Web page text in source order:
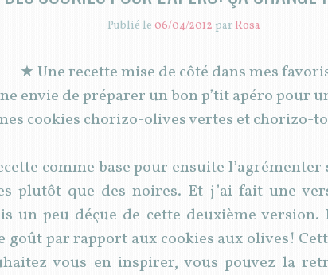
Publié le 06/04/2012 parRosa
★ Une recette mise de côté dans mes
envie de préparer un bon p’tit apéro pour
cookies chorizo-olives vertes et chorizo-
comme base pour ensuite l’agrémenter
plutôt que des noires. Et j’ai fait une
un peu déçue de cette deuxième version.
goût par rapport aux cookies aux olives!
vous en inspirer, vous pouvez la